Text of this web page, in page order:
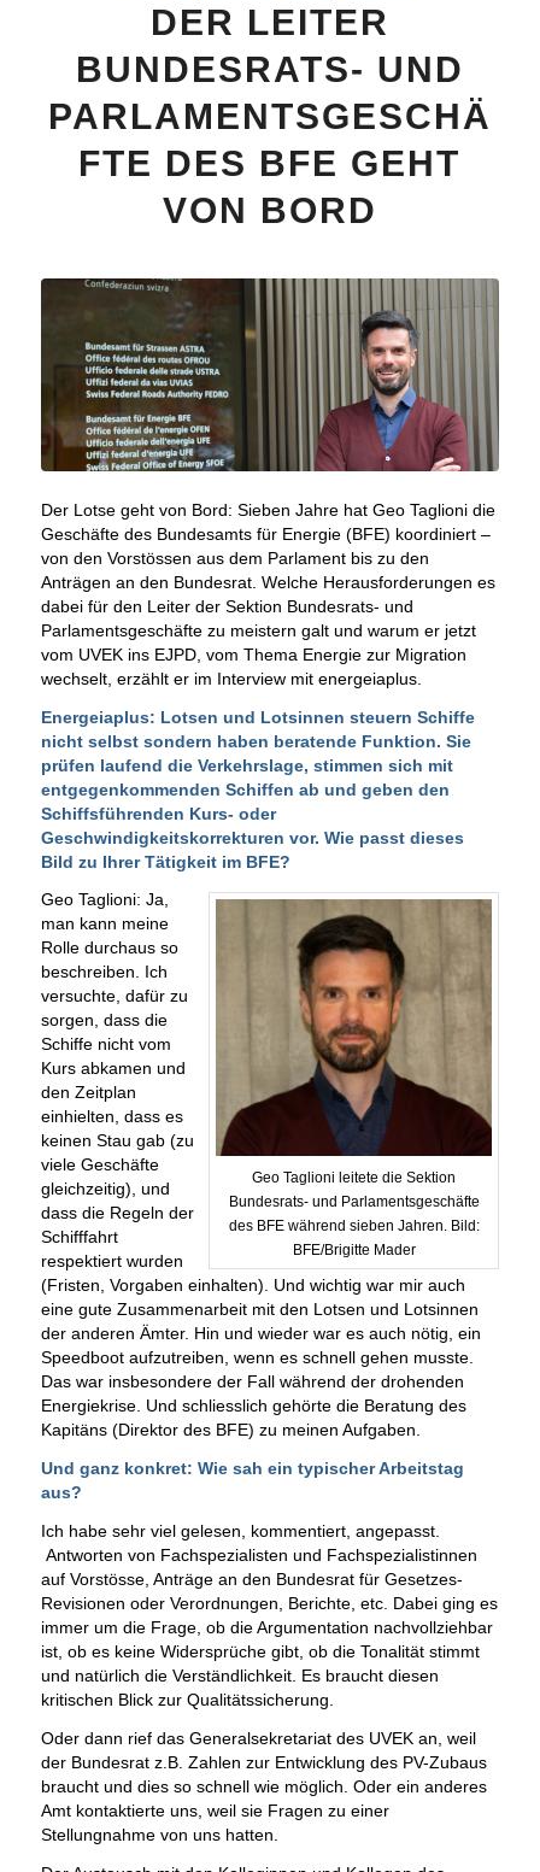
DER LEITER
BUNDESRATS- UND
PARLAMENTSGESCHÄ
FTE DES BFE GEHT
VON BORD
Der Lotse geht von Bord: Sieben Jahre hat Geo Taglioni die
Geschäfte des Bundesamts für Energie (BFE) koordiniert –
von den Vorstössen aus dem Parlament bis zu den
Anträgen an den Bundesrat. Welche Herausforderungen es
dabei für den Leiter der Sektion Bundesrats- und
Parlamentsgeschäfte zu meistern galt und warum er jetzt
vom UVEK ins EJPD, vom Thema Energie zur Migration
wechselt, erzählt er im Interview mit energeiaplus.
Energeiaplus: Lotsen und Lotsinnen steuern Schiffe
nicht selbst sondern haben beratende Funktion. Sie
prüfen laufend die Verkehrslage, stimmen sich mit
entgegenkommenden Schiffen ab und geben den
Schiffsführenden Kurs- oder
Geschwindigkeitskorrekturen vor. Wie passt dieses
Bild zu Ihrer Tätigkeit im BFE?
Geo Taglioni leitete die Sektion
Bundesrats- und Parlamentsgeschäfte
des BFE während sieben Jahren. Bild:
BFE/Brigitte Mader
Geo Taglioni: Ja,
man kann meine
Rolle durchaus so
beschreiben. Ich
versuchte, dafür zu
sorgen, dass die
Schiffe nicht vom
Kurs abkamen und
den Zeitplan
einhielten, dass es
keinen Stau gab (zu
viele Geschäfte
gleichzeitig), und
dass die Regeln der
Schifffahrt
respektiert wurden
(Fristen, Vorgaben einhalten). Und wichtig war mir auch
eine gute Zusammenarbeit mit den Lotsen und Lotsinnen
der anderen Ämter. Hin und wieder war es auch nötig, ein
Speedboot aufzutreiben, wenn es schnell gehen musste.
Das war insbesondere der Fall während der drohenden
Energiekrise. Und schliesslich gehörte die Beratung des
Kapitäns (Direktor des BFE) zu meinen Aufgaben.
Und ganz konkret: Wie sah ein typischer Arbeitstag
aus?
Ich habe sehr viel gelesen, kommentiert, angepasst.
Antworten von Fachspezialisten und Fachspezialistinnen
auf Vorstösse, Anträge an den Bundesrat für Gesetzes-
Revisionen oder Verordnungen, Berichte, etc. Dabei ging es
immer um die Frage, ob die Argumentation nachvollziehbar
ist, ob es keine Widersprüche gibt, ob die Tonalität stimmt
und natürlich die Verständlichkeit. Es braucht diesen
kritischen Blick zur Qualitätssicherung.
Oder dann rief das Generalsekretariat des UVEK an, weil
der Bundesrat z.B. Zahlen zur Entwicklung des PV-Zubaus
braucht und dies so schnell wie möglich. Oder ein anderes
Amt kontaktierte uns, weil sie Fragen zu einer
Stellungnahme von uns hatten.